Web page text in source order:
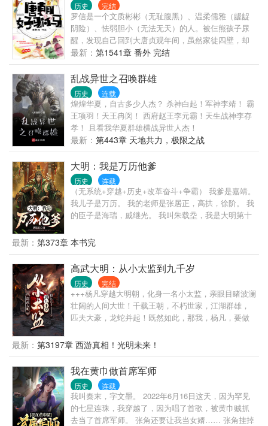
历史 完结
罗信是一个文质彬彬（无耻腹黑）、温柔儒雅（龌龊
阴险）、怯弱胆小（无法无天）的人。被仨熊孩子尿
醒，发现自己回到大唐贞观年间，虽然家徒四壁，却
有一个娇柔温顺的小娘子需要调教，呃，不对，应该
是培养……且看罗信如何刚正不阿（溜须拍马）、锄
强扶弱（仗势欺人）、指点江山（拳打门阀，脚踩权
贵），坐马车住豪宅，三妻四妾睡成排......
最新： 第1541章 番外 完结
乱战异世之召唤群雄
历史 连载
煌煌华夏，自古多少人杰？ 杀神白起！军神李靖！ 霸
王项羽！天王冉闵！ 西府赵王李元霸！天生战神李存
孝！ 且看我华夏群雄横战异世人杰！
最新： 第443章 天地共力，极限之战
大明：我是万历他爹
历史 连载
（无系统+穿越+历史+改革奋斗+争霸） 我爹是嘉靖。
我儿子是万历。 我的老师是张居正，高拱，徐阶。 我
的臣子是海瑞，戚继光。 我叫朱载坖，我是大明第十
不不会被人骑到头上。 再不会落后。 再不会与大航海
时代失之交臂。 天佑华夏！
最新： 第373章 本书完
高武大明：从小太监到九千岁
历史 完结
+++杨凡穿越大明朝，化身一名小太监，亲眼目睹波澜
壮阔的人间大世！千载王朝，不朽世家，江湖群雄，
匹夫大豪，龙蛇并起！既然如此，那我，杨凡，要做
最新： 第3197章 西游真相！光明未来！
我在黄巾做首席军师
历史 连载
我叫秦末，字文墨。 2022年6月16日这天，因为罕见
的七星连珠，我穿越了，因为唱了首歌，被黄巾贼抓
去当了首席军师。 张角还要让我当女婿…… 张角挂掉